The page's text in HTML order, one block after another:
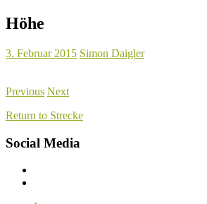
Höhe
3. Februar 2015 Simon Daigler
Previous Next
Return to Strecke
Social Media